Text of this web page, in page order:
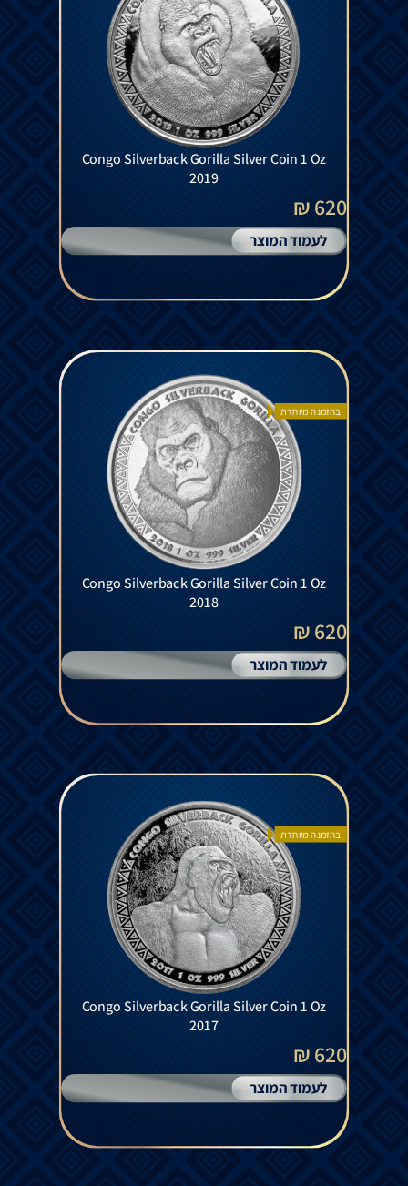
Congo Silverback Gorilla Silver Coin 1 Oz
2019
620 ₪
לעמוד המוצר
בהזמנה מיוחדת
Congo Silverback Gorilla Silver Coin 1 Oz
2018
620 ₪
לעמוד המוצר
בהזמנה מיוחדת
Congo Silverback Gorilla Silver Coin 1 Oz
2017
620 ₪
לעמוד המוצר